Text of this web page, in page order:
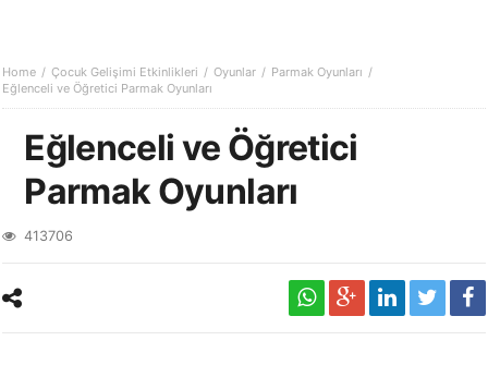
Home Çocuk Gelişimi Etkinlikleri Oyunlar
Parmak Oyunları
Eğlenceli ve Öğretici Parmak Oyunları
Eğlenceli ve Öğretici
Parmak Oyunları
413706